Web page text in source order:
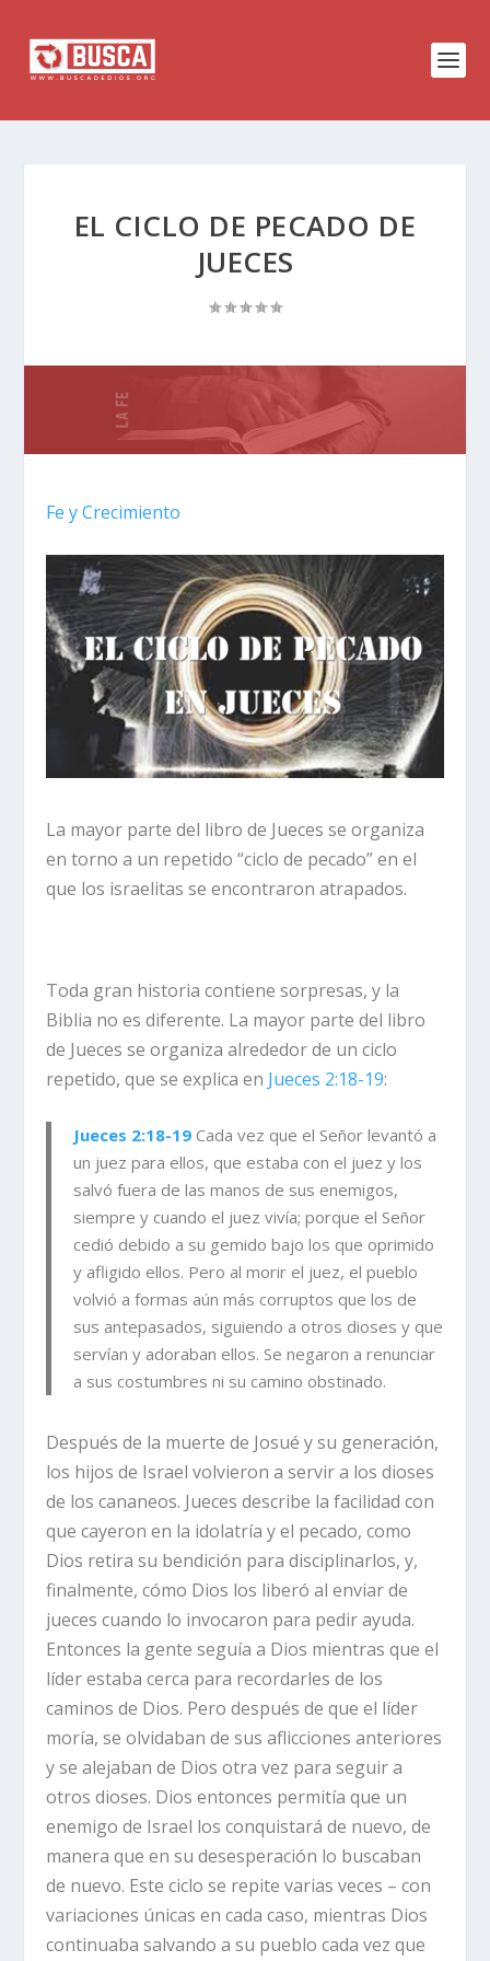
EL CICLO DE PECADO DE
JUECES
Fe y Crecimiento
La mayor parte del libro de Jueces se organiza
en torno a un repetido “ciclo de pecado” en el
que los israelitas se encontraron atrapados.
Toda gran historia contiene sorpresas, y la
Biblia no es diferente. La mayor parte del libro
de Jueces se organiza alrededor de un ciclo
repetido, que se explica en Jueces 2:18-19:
Jueces 2:18-19 Cada vez que el Señor levantó a
un juez para ellos, que estaba con el juez y los
salvó fuera de las manos de sus enemigos,
siempre y cuando el juez vivía; porque el Señor
cedió debido a su gemido bajo los que oprimido
y afligido ellos. Pero al morir el juez, el pueblo
volvió a formas aún más corruptos que los de
sus antepasados, siguiendo a otros dioses y que
servían y adoraban ellos. Se negaron a renunciar
a sus costumbres ni su camino obstinado.
Después de la muerte de Josué y su generación,
los hijos de Israel volvieron a servir a los dioses
de los cananeos. Jueces describe la facilidad con
que cayeron en la idolatría y el pecado, como
Dios retira su bendición para disciplinarlos, y,
finalmente, cómo Dios los liberó al enviar de
jueces cuando lo invocaron para pedir ayuda.
Entonces la gente seguía a Dios mientras que el
líder estaba cerca para recordarles de los
caminos de Dios. Pero después de que el líder
moría, se olvidaban de sus aflicciones anteriores
y se alejaban de Dios otra vez para seguir a
otros dioses. Dios entonces permitía que un
enemigo de Israel los conquistará de nuevo, de
manera que en su desesperación lo buscaban
de nuevo. Este ciclo se repite varias veces – con
variaciones únicas en cada caso, mientras Dios
continuaba salvando a su pueblo cada vez que